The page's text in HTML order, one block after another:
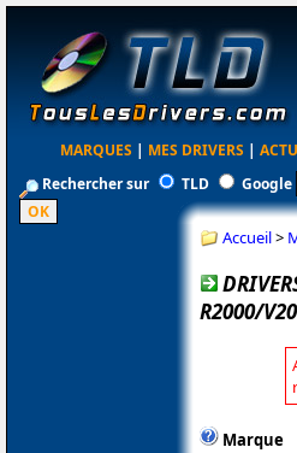
MARQUES | MES DRIVERS |
Rechercher sur
TLD Google
Accueil>
R2000/
Marque